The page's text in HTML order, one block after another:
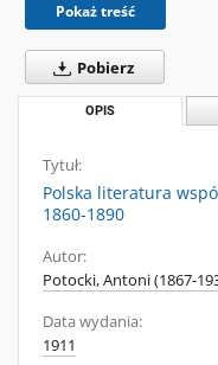
Pokaż treść
Pobierz
OPIS
Tytuł:
Polska literatura
1860-1890
Autor:
Potocki, Antoni (1867-
Data wydania:
1911